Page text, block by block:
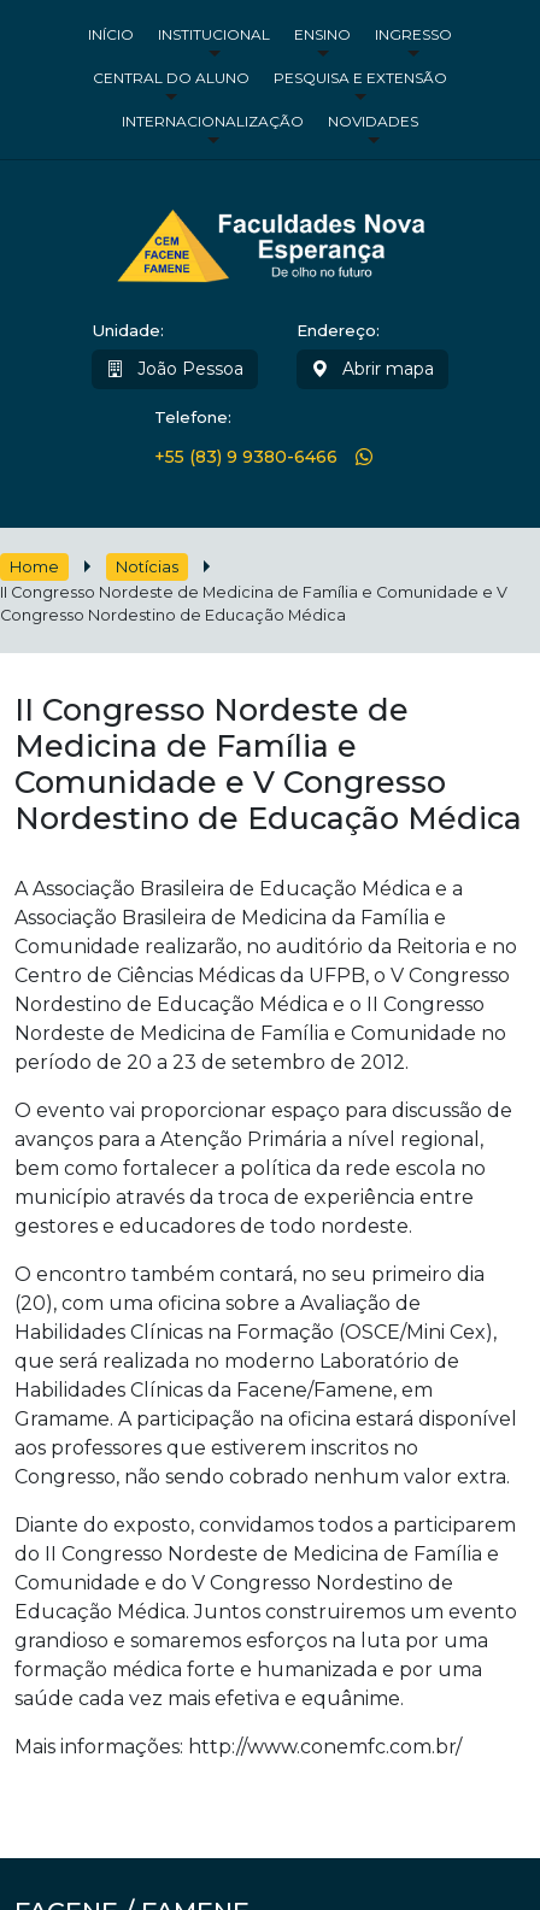
INÍCIO INSTITUCIONAL ENSINO INGRESSO
CENTRAL DO ALUNO PESQUISA E EXTENSÃO
INTERNACIONALIZAÇÃO NOVIDADES
Unidade:
João Pessoa
Endereço:
Abrir mapa
Telefone:
+55 (83) 9 9380-6466
Home
Notícias
II Congresso Nordeste de Medicina de Família e Comunidade e V
Congresso Nordestino de Educação Médica
II Congresso Nordeste de
Medicina de Família e
Comunidade e V Congresso
Nordestino de Educação Médica
A Associação Brasileira de Educação Médica e a
Associação Brasileira de Medicina da Família e
Comunidade realizarão, no auditório da Reitoria e no
Centro de Ciências Médicas da UFPB, o V Congresso
Nordestino de Educação Médica e o II Congresso
Nordeste de Medicina de Família e Comunidade no
período de 20 a 23 de setembro de 2012.
O evento vai proporcionar espaço para discussão de
avanços para a Atenção Primária a nível regional,
bem como fortalecer a política da rede escola no
município através da troca de experiência entre
gestores e educadores de todo nordeste.
O encontro também contará, no seu primeiro dia
(20), com uma oficina sobre a Avaliação de
Habilidades Clínicas na Formação (OSCE/Mini Cex),
que será realizada no moderno Laboratório de
Habilidades Clínicas da Facene/Famene, em
Gramame. A participação na oficina estará disponível
aos professores que estiverem inscritos no
Congresso, não sendo cobrado nenhum valor extra.
Diante do exposto, convidamos todos a participarem
do II Congresso Nordeste de Medicina de Família e
Comunidade e do V Congresso Nordestino de
Educação Médica. Juntos construiremos um evento
grandioso e somaremos esforços na luta por uma
formação médica forte e humanizada e por uma
saúde cada vez mais efetiva e equânime.
Mais informações: http://www.conemfc.com.br/